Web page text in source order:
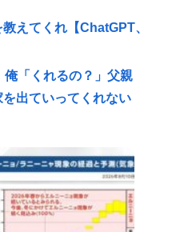
えてくれ【ChatGPT、
「くれるの？」父親
を出ていってくれない
彼女に対してめちゃく
気そう
ゆかさんとネット番組